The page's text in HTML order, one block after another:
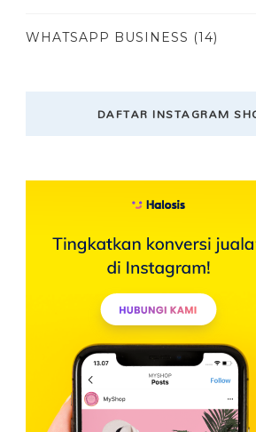
WHATSAPP BUSINESS (14)
DAFTAR INSTAGRAM